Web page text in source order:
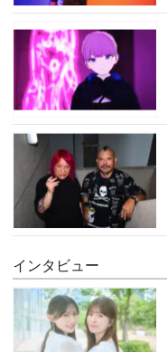
インタビュー